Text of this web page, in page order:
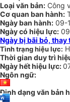
Loại văn bản: Công
Cơ quan ban hành:
Ngày ban hành: 09-
Ngày có hiệu lực:
Ngày bị bãi bỏ, thay
Tình trạng hiệu lực:
Thời gian duy trì
Ngày hết hiệu lực:
Ngôn ngữ:
Định dạng văn bản